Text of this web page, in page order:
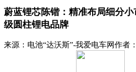
蔚蓝锂芯陈锴：精准布局细分
级圆柱锂电品牌
来源： 电池“达沃斯”-我爱电车网作者：